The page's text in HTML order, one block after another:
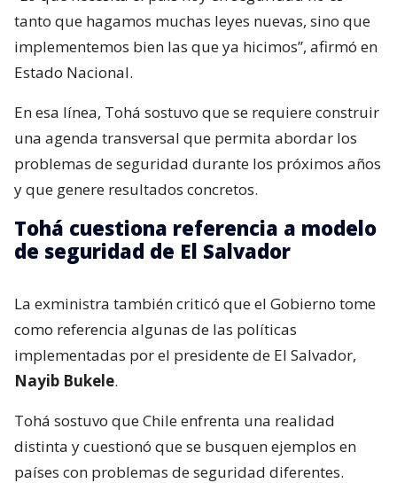
tanto que hagamos muchas leyes nuevas, sino que
implementemos bien las que ya hicimos”, afirmó en
Estado Nacional.
En esa línea, Tohá sostuvo que se requiere construir
una agenda transversal que permita abordar los
problemas de seguridad durante los próximos años
y que genere resultados concretos.
Tohá cuestiona referencia a modelo
de seguridad de El Salvador
La exministra también criticó que el Gobierno tome
como referencia algunas de las políticas
implementadas por el presidente de El Salvador,
Nayib Bukele.
Tohá sostuvo que Chile enfrenta una realidad
distinta y cuestionó que se busquen ejemplos en
países con problemas de seguridad diferentes.